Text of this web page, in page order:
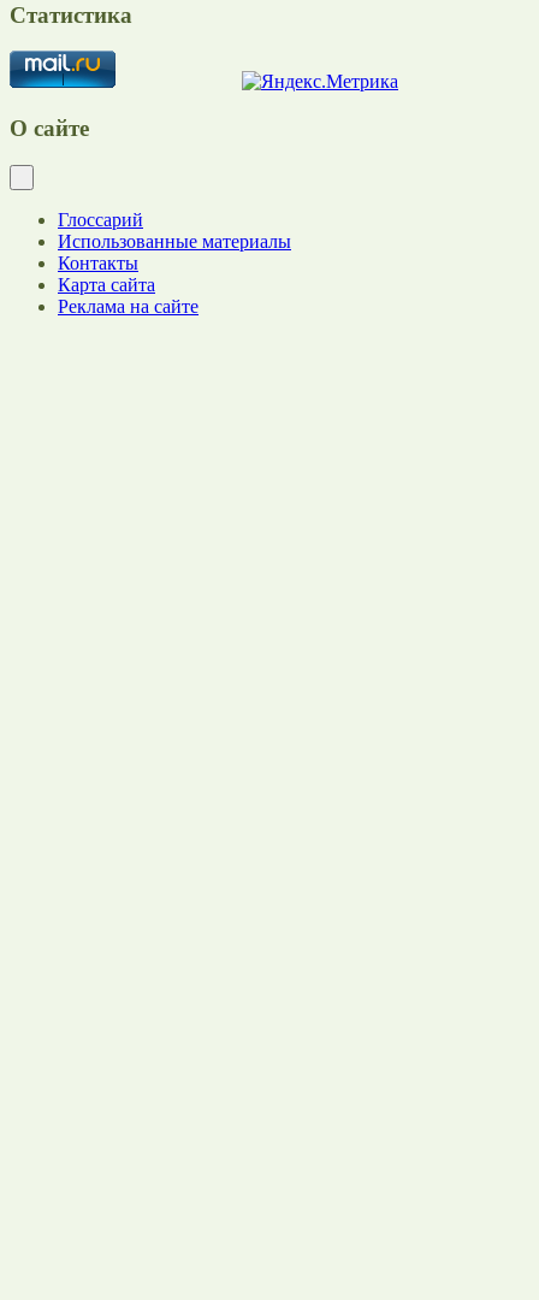
Статистика
О сайте
Глоссарий
Использованные материалы
Контакты
Карта сайта
Реклама на сайте